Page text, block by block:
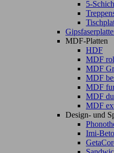
5-
MDF-Platten
HDF
MDF
MDF
MDF
MDF
MDF
MDF
Design- und
Imi-